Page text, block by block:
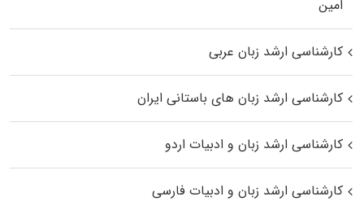
اﻣﻴﻦ
کارشناسی ارشد زبان عربی
کارشناسی ارشد زبان‌ های باستانی ایران
کارشناسی ارشد زبان و ادبیات اردو
کارشناسی ارشد زبان و ادبیات فارسی